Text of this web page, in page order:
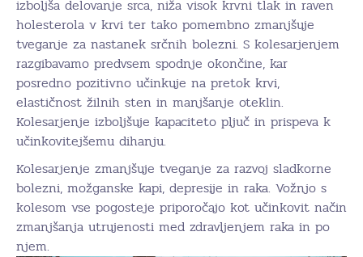
izboljša delovanje srca, niža visok krvni tlak in raven
holesterola v krvi ter tako pomembno zmanjšuje
tveganje za nastanek srčnih bolezni. S kolesarjenjem
razgibavamo predvsem spodnje okončine, kar
posredno pozitivno učinkuje na pretok krvi,
elastičnost žilnih sten in manjšanje oteklin.
Kolesarjenje izboljšuje kapaciteto pljuč in prispeva k
učinkovitejšemu dihanju.
Kolesarjenje zmanjšuje tveganje za razvoj sladkorne
bolezni, možganske kapi, depresije in raka. Vožnjo s
kolesom vse pogosteje priporočajo kot učinkovit način
zmanjšanja utrujenosti med zdravljenjem raka in po
njem.